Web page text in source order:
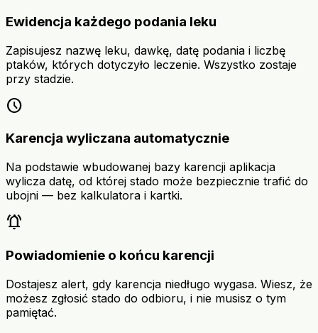
Ewidencja każdego podania leku
Zapisujesz nazwę leku, dawkę, datę podania i liczbę
ptaków, których dotyczyło leczenie. Wszystko zostaje
przy stadzie.
schedule
Karencja wyliczana automatycznie
Na podstawie wbudowanej bazy karencji aplikacja
wylicza datę, od której stado może bezpiecznie trafić do
ubojni — bez kalkulatora i kartki.
notifications_active
Powiadomienie o końcu karencji
Dostajesz alert, gdy karencja niedługo wygasa. Wiesz, że
możesz zgłosić stado do odbioru, i nie musisz o tym
pamiętać.